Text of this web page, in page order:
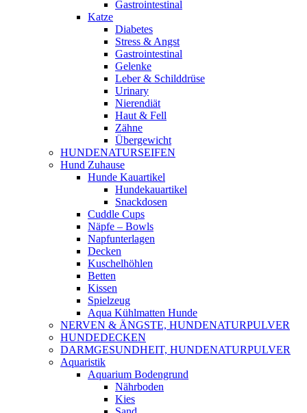
Gastrointestinal
Katze
Diabetes
Stress & Angst
Gastrointestinal
Gelenke
Leber & Schilddrüse
Urinary
Nierendiät
Haut & Fell
Zähne
Übergewicht
HUNDENATURSEIFEN
Hund Zuhause
Hunde Kauartikel
Hundekauartikel
Snackdosen
Cuddle Cups
Näpfe – Bowls
Napfunterlagen
Decken
Kuschelhöhlen
Betten
Kissen
Spielzeug
Aqua Kühlmatten Hunde
NERVEN & ÄNGSTE, HUNDENATURPULVER
HUNDEDECKEN
DARMGESUNDHEIT, HUNDENATURPULVER
Aquaristik
Aquarium Bodengrund
Nährboden
Kies